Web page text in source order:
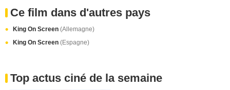
Ce film dans d'autres pays
King On Screen (Allemagne)
King On Screen (Espagne)
Top actus ciné de la semaine